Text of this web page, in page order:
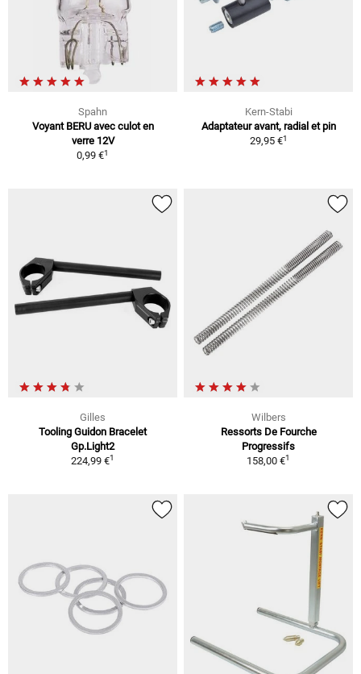
Spahn
Voyant BERU avec culot en
verre 12V
0,99 €1
Kern-Stabi
Adaptateur avant, radial et pin
29,95 €1
Gilles
Tooling Guidon Bracelet
Gp.Light2
224,99 €1
Wilbers
Ressorts De Fourche
Progressifs
158,00 €1